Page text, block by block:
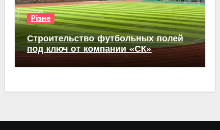
Різне
Строительство футбольных полей
под ключ от компании «СК»